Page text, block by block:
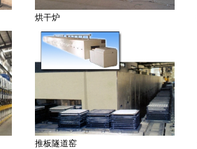
烘干炉
推板隧道窑